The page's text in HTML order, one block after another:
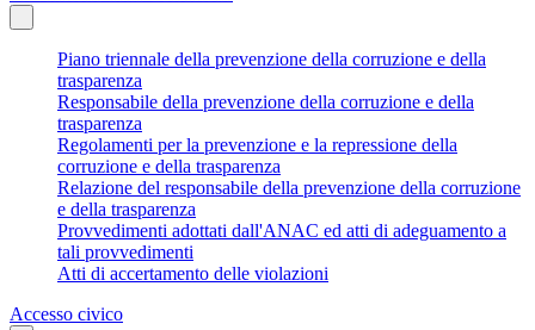
Piano triennale della prevenzione della corruzione e della
trasparenza
Responsabile della prevenzione della corruzione e della
trasparenza
Regolamenti per la prevenzione e la repressione della
corruzione e della trasparenza
Relazione del responsabile della prevenzione della corruzione
e della trasparenza
Provvedimenti adottati dall'ANAC ed atti di adeguamento a
tali provvedimenti
Atti di accertamento delle violazioni
Accesso civico